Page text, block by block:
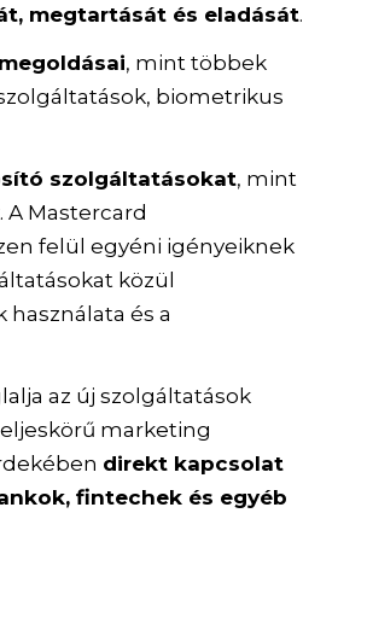
megtartását és eladását.
, mint többek
biometrikus
szolgáltatásokat, mint
Mastercard
felül egyéni igényeiknek
közül
és a
az új szolgáltatások
marketing
direkt kapcsolat
fintechek és egyéb